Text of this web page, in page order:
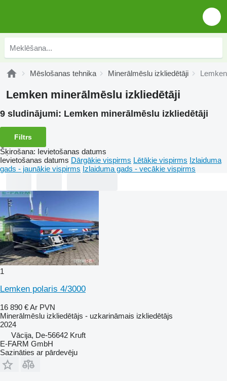
Mēslošanas tehnika Minerālmēslu izkliedētāji
Lemken minerālmēslu izkliedētāji
9 sludinājumi: Lemken minerālmēslu izkliedētāji
Filtrs
Šķirošana: Ievietošanas datums
Ievietošanas datums Dārgākie vispirms Lētākie vispirms Izlaiduma
gads - jaunākie vispirms Izlaiduma gads - vecākie vispirms
1
Lemken polaris 4/3000
16 890 €Ar PVN
Minerālmēslu izkliedētājs - uzkarināmais izkliedētājs
2024
Vācija, De-56642 Kruft
E-FARM GmbH
Sazināties ar pārdevēju